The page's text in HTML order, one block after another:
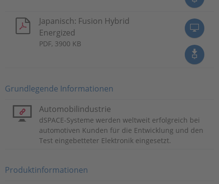
Japanisch: Fusion Hybrid
Energized
PDF, 3900 KB
Grundlegende Informationen
Automobilindustrie
dSPACE-Systeme werden weltweit erfolgreich bei
automotiven Kunden für die Entwicklung und den
Test eingebetteter Elektronik eingesetzt.
Produktinformationen